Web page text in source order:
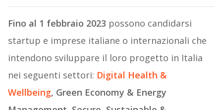
Fino al 1 febbraio 2023 possono candidarsi
startup e imprese italiane o internazionali che
intendono sviluppare il loro progetto in Italia
nei seguenti settori: Digital Health &
Wellbeing, Green Economy & Energy